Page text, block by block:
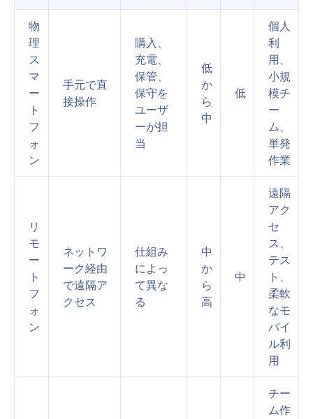
物
理
ス
マ
ー
ト
フ
ォ
ン
手元で直
接操作
購入、
充電、
保管、
保守を
ユーザ
ーが担
当
低
か
ら
中
低
個人
利
用、
小規
模チ
ー
ム、
単発
作業
リ
モ
ー
ト
フ
ォ
ン
ネットワ
ーク経由
で遠隔ア
クセス
仕組み
によっ
て異な
る
中
か
ら
高
中
遠隔
アク
セ
ス、
テス
ト、
柔軟
なモ
バイ
ル利
用
チー
ム作